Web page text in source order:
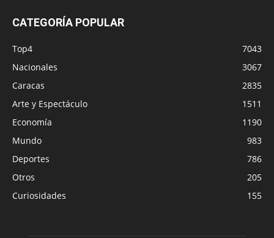
CATEGORÍA POPULAR
Top4
7043
Nacionales
3067
Caracas
2835
Arte y Espectáculo
1511
Economía
1190
Mundo
983
Deportes
786
Otros
205
Curiosidades
155